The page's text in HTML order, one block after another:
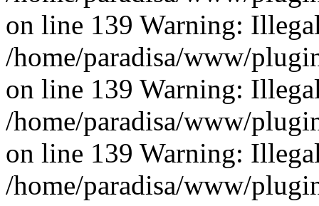
on line 139 Warning:
/home/paradisa/www/
on line 139 Warning:
/home/paradisa/www/
on line 139 Warning:
/home/paradisa/www/